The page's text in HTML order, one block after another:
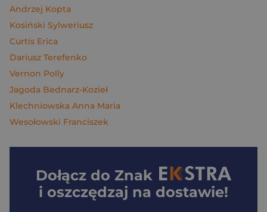
Andrzej Kopta
Kosiński Sylweriusz
Curtis Erica
Dariusz Terefenko
Vernon Polly
Jagoda Bednarz-Kozieł
Klechniowska Anna Maria
Wesołowski Franciszek
Dołącz do Znak
i oszczędzaj na dostawie!